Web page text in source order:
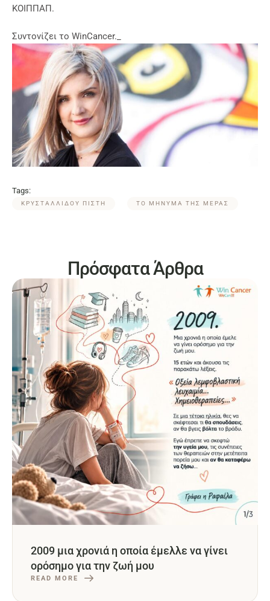
ΚΟΙΠΠΑΠ.
Συντονίζει το WinCancer._
Tags:
ΚΡΥΣΤΑΛΛΙΔΟΥ ΠΙΣΤΗ ΤΟ ΜΗΝΥΜΑ ΤΗΣ ΜΕΡΑΣ
Πρόσφατα Άρθρα
2009 μια χρονιά η οποία έμελλε να γίνει
ορόσημο για την ζωή μου
READ MORE